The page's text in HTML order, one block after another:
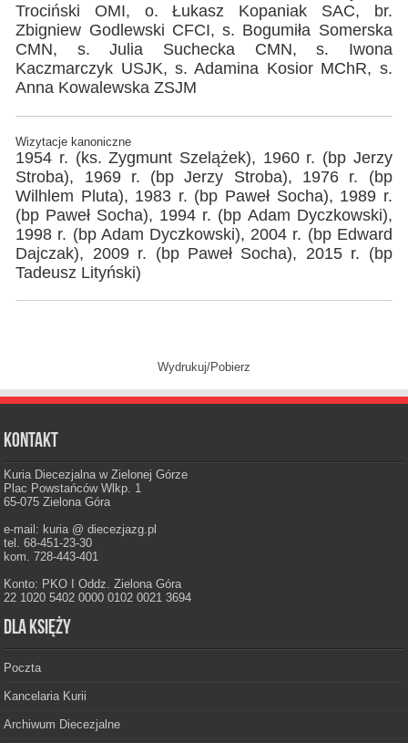
Trociński OMI, o. Łukasz Kopaniak SAC, br.
Zbigniew Godlewski CFCI, s. Bogumiła Somerska
CMN, s. Julia Suchecka CMN, s. Iwona
Kaczmarczyk USJK, s. Adamina Kosior MChR, s.
Anna Kowalewska ZSJM
Wizytacje kanoniczne
1954 r. (ks. Zygmunt Szelążek), 1960 r. (bp Jerzy
Stroba), 1969 r. (bp Jerzy Stroba), 1976 r. (bp
Wilhlem Pluta), 1983 r. (bp Paweł Socha), 1989 r.
(bp Paweł Socha), 1994 r. (bp Adam Dyczkowski),
1998 r. (bp Adam Dyczkowski), 2004 r. (bp Edward
Dajczak), 2009 r. (bp Paweł Socha), 2015 r. (bp
Tadeusz Lityński)
Wydrukuj/Pobierz
Kontakt
Kuria Diecezjalna w Zielonej Górze
Plac Powstańców Wlkp. 1
65-075 Zielona Góra
e-mail: kuria @ diecezjazg.pl
tel. 68-451-23-30
kom. 728-443-401
Konto: PKO I Oddz. Zielona Góra
22 1020 5402 0000 0102 0021 3694
Dla księży
Poczta
Kancelaria Kurii
Archiwum Diecezjalne